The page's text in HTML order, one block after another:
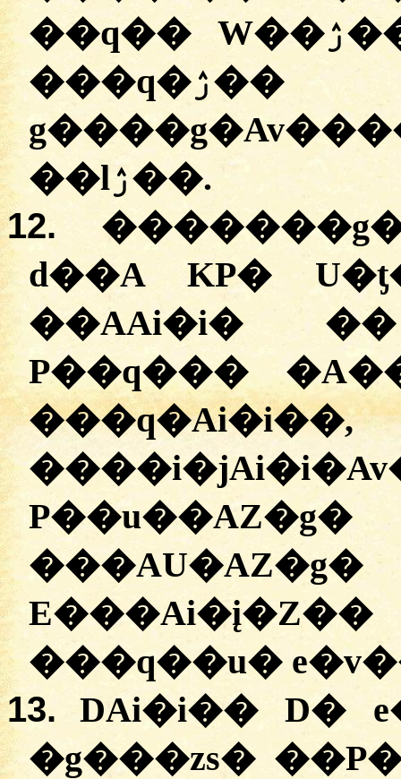
��q�� W��ۯ��, v�� v��e�A ���
���q�ۯ�� D� v��e��
��lۯ��.
12.
d��A KP�
��AAi�i�
P��q���
���q��u�
13.
DAi�i�� D�
�g���zs�